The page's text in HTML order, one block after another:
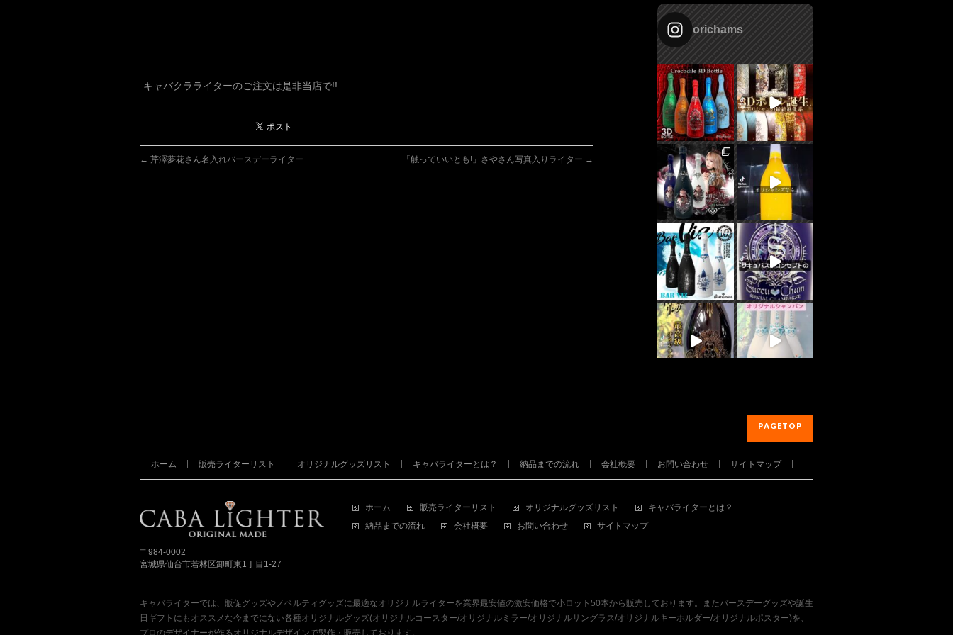
キャバクラライターのご注文は是非当店で!!
← 芹澤夢花さん名入れバースデーライター 「触っていいとも!」さやさん写真入りライター →
orichams
さらに読み込む...
Instagram でフォロー
PAGETOP
ホーム 販売ライターリスト オリジナルグッズリスト キャバライターとは？ 納品までの流れ 会社概要 お問い合わせ サイトマップ
〒984-0002
宮城県仙台市若林区卸町東1丁目1-27
ホーム 販売ライターリスト オリジナルグッズリスト
キャバライターとは？
納品までの流れ
会社概要 お問い合わせ サイトマップ
キャバライターでは、販促グッズやノベルティグッズに最適なオリジナルライターを業界最安値の激安価格で小ロット50本から販売しております。またバースデーグッズや誕生
日ギフトにもオススメな今までにない各種オリジナルグッズ(オリジナルコースター/オリジナルミラー/オリジナルサングラス/オリジナルキーホルダー/オリジナルポスター)を、
プロのデザイナーが作るオリジナルデザインで製作・販売しております。